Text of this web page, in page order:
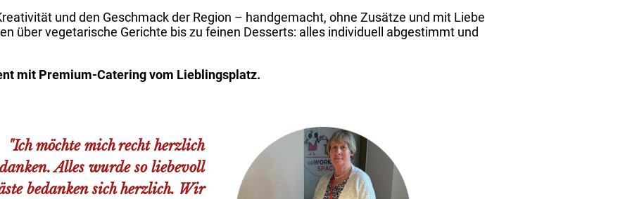
und den Geschmack der Region – handgemacht, ohne Zusätze und mit Liebe
über vegetarische Gerichte bis zu feinen Desserts: alles individuell abgestimmt und
mit Premium-Catering vom Lieblingsplatz.
"Ich möchte mich recht herzlich
Alles wurde so liebevoll
bedanken sich herzlich. Wir